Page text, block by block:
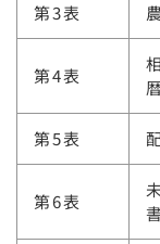
第3表
第4表
第5表
第6表